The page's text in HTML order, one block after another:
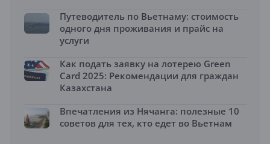
Путеводитель по Вьетнаму: стоимость
одного дня проживания и прайс на
услуги
Как подать заявку на лотерею Green
Card 2025: Рекомендации для граждан
Казахстана
Впечатления из Нячанга: полезные 10
советов для тех, кто едет во Вьетнам